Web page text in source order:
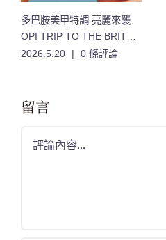
多巴胺美甲特調 亮麗來襲
OPI TRIP TO THE BRITE
SIDE 絢爛之旅系列 12款夏
2026.5.20 | 0 條評論
留言